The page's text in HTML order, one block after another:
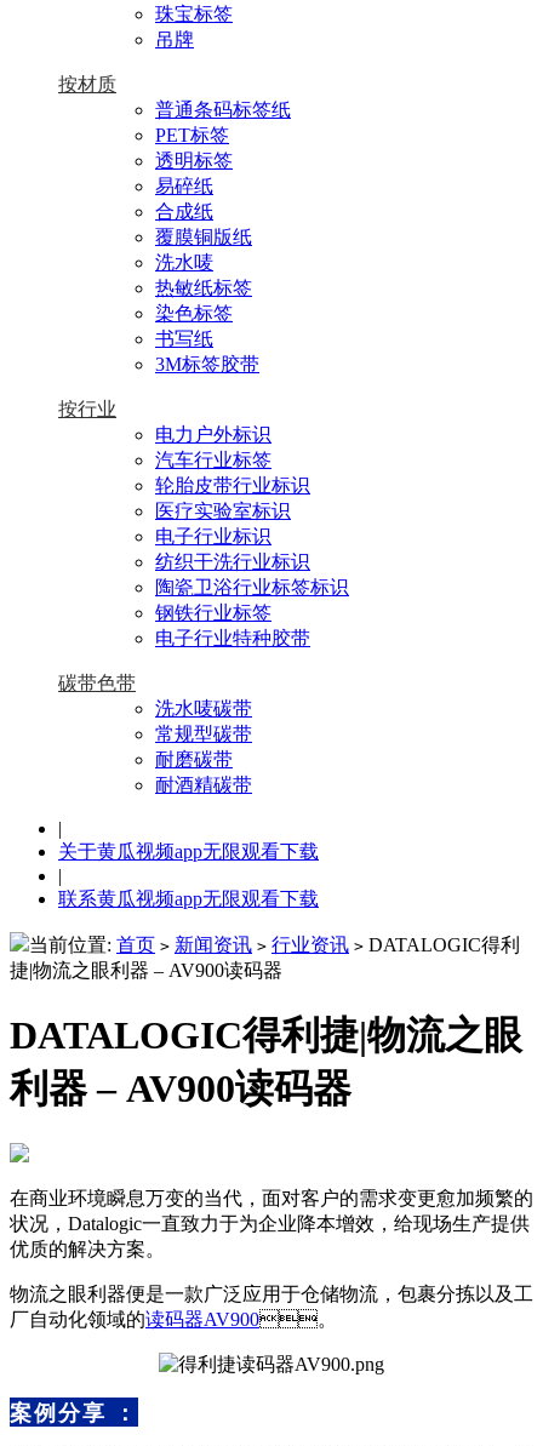
珠宝标签
吊牌
按材质
普通条码标签纸
PET标签
透明标签
易碎纸
合成纸
覆膜铜版纸
洗水唛
热敏纸标签
染色标签
书写纸
3M标签胶带
按行业
电力户外标识
汽车行业标签
轮胎皮带行业标识
医疗实验室标识
电子行业标识
纺织干洗行业标识
陶瓷卫浴行业标签标识
钢铁行业标签
电子行业特种胶带
碳带色带
洗水唛碳带
常规型碳带
耐磨碳带
耐酒精碳带
|
关于黄瓜视频app无限观看下载
|
联系黄瓜视频app无限观看下载
当前位置: 首页 > 新闻资讯 > 行业资讯 > DATALOGIC得利
捷|物流之眼利器 – AV900读码器
DATALOGIC得利捷|物流之眼
利器 – AV900读码器
在商业环境瞬息万变的当代，面对客户的需求变更愈加频繁的
状况，Datalogic一直致力于为企业降本增效，给现场生产提供
优质的解决方案。
物流之眼利器便是一款广泛应用于仓储物流，包裹分拣以及工
厂自动化领域的读码器AV900。
案例分享：